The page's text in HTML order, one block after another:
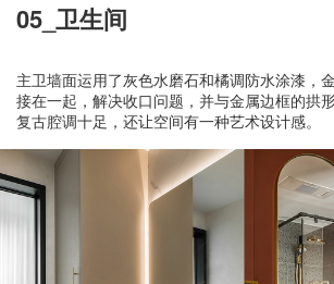
05_卫生间
主卫墙面运用了灰色水磨石和橘调防水涂漆，
接在一起，解决收口问题，并与金属边框的拱
复古腔调十足，还让空间有一种艺术设计感。